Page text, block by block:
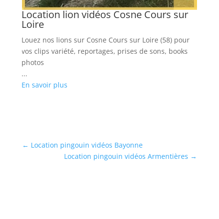
Location lion vidéos Cosne Cours sur
Loire
Louez nos lions sur Cosne Cours sur Loire (58) pour
vos clips variété, reportages, prises de sons, books
photos
...
En savoir plus
← Location pingouin vidéos Bayonne
Location pingouin vidéos Armentières →